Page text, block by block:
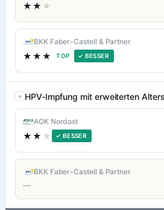
★★ ★
BKK Faber-Castell & Partner
★★★ TOP ✓ BESSER
HPV-Impfung mit erweiterten
AOK Nordost
★★ ★ ✓ BESSER
BKK Faber-Castell & Partner
—